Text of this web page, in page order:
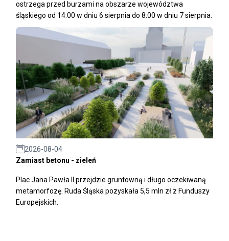
ostrzega przed burzami na obszarze województwa
śląskiego od 14:00 w dniu 6 sierpnia do 8:00 w dniu 7 sierpnia.
2026-08-04
Zamiast betonu - zieleń
Plac Jana Pawła II przejdzie gruntowną i długo oczekiwaną
metamorfozę. Ruda Śląska pozyskała 5,5 mln zł z Funduszy
Europejskich.